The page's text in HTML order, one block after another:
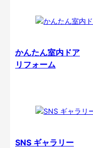
かんたん室内ドア
リフォーム
SNS ギャラリー